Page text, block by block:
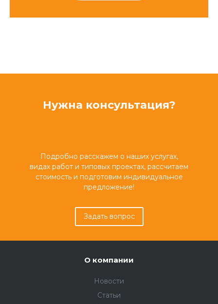
Нужна консультация?
Подробно расскажем о наших услугах,
видах работ и типовых проектах, рассчитаем
стоимость и подготовим индивидуальное
предложение!
Задать вопрос
О компании
Новости
Статьи